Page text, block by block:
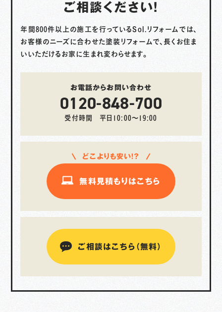
ご相談ください！
年間800件以上の施工を行っているSol.リフォームでは、
お客様のニーズに合わせた塗装リフォームで、 長くお住ま
いいただけるお家に生まれ変わらせます。
お電話からお問い合わせ
0120-848-700
受付時間 平日10:00〜19:00
どこよりも安い！？
無料見積もりはこちら
ご相談はこちら（無料）